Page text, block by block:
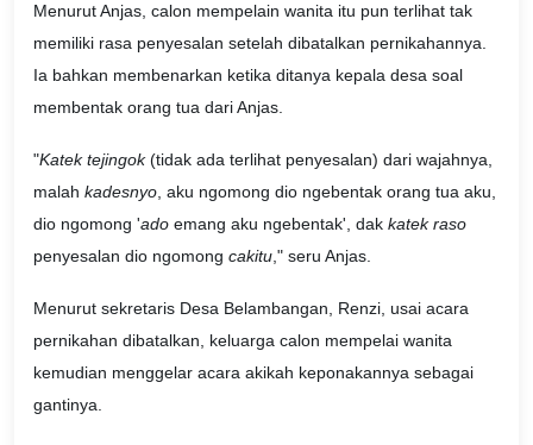
Menurut Anjas, calon mempelain wanita itu pun terlihat tak
memiliki rasa penyesalan setelah dibatalkan pernikahannya.
Ia bahkan membenarkan ketika ditanya kepala desa soal
membentak orang tua dari Anjas.
"Katek tejingok(tidak ada terlihat penyesalan) dari wajahnya,
malah kadesnyo , aku ngomong dio ngebentak orang tua aku,
dio ngomong 'ado emang aku ngebentak', dak katek raso
penyesalan dio ngomong cakitu ," seru Anjas.
Menurut sekretaris Desa Belambangan, Renzi, usai acara
pernikahan dibatalkan, keluarga calon mempelai wanita
kemudian menggelar acara akikah keponakannya sebagai
gantinya.